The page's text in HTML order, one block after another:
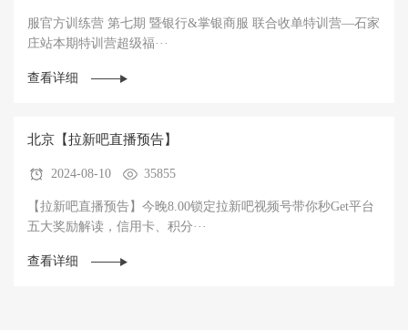
服官方训练营 第七期 暨银行&掌银商服 联合收单特训营—石家
庄站本期特训营超级福···
查看详细
北京【拉新吧直播预告】
2024-08-10 35855
【拉新吧直播预告】今晚8.00锁定拉新吧视频号带你秒Get平台
五大奖励解读，信用卡、积分···
查看详细